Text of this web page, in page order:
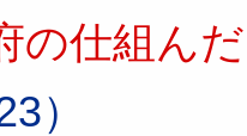
の仕組ん
）